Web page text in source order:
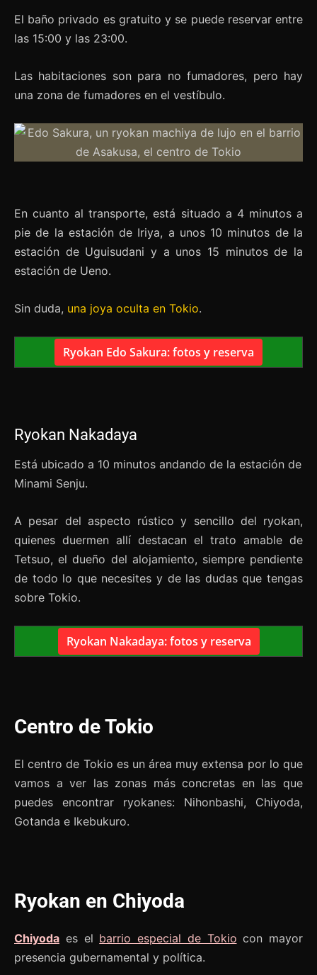
El baño privado es gratuito y se puede reservar entre
las 15:00 y las 23:00.
Las habitaciones son para no fumadores, pero hay
una zona de fumadores en el vestíbulo.
En cuanto al transporte, está situado a 4 minutos a
pie de la estación de Iriya, a unos 10 minutos de la
estación de Uguisudani y a unos 15 minutos de la
estación de Ueno.
Sin duda, una joya oculta en Tokio.
Ryokan Edo Sakura: fotos y reserva
Ryokan Nakadaya
Está ubicado a 10 minutos andando de la estación de
Minami Senju.
A pesar del aspecto rústico y sencillo del ryokan,
quienes duermen allí destacan el trato amable de
Tetsuo, el dueño del alojamiento, siempre pendiente
de todo lo que necesites y de las dudas que tengas
sobre Tokio.
Ryokan Nakadaya: fotos y reserva
Centro de Tokio
El centro de Tokio es un área muy extensa por lo que
vamos a ver las zonas más concretas en las que
puedes encontrar ryokanes: Nihonbashi, Chiyoda,
Gotanda e Ikebukuro.
Ryokan en Chiyoda
Chiyoda es el barrio especial de Tokio con mayor
presencia gubernamental y política.